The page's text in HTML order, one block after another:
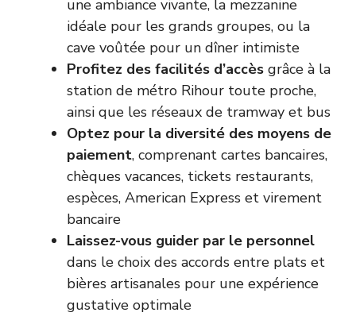
une ambiance vivante, la mezzanine
idéale pour les grands groupes, ou la
cave voûtée pour un dîner intimiste
Profitez des facilités d’accès grâce à la
station de métro Rihour toute proche,
ainsi que les réseaux de tramway et bus
Optez pour la diversité des moyens de
paiement, comprenant cartes bancaires,
chèques vacances, tickets restaurants,
espèces, American Express et virement
bancaire
Laissez-vous guider par le personnel
dans le choix des accords entre plats et
bières artisanales pour une expérience
gustative optimale